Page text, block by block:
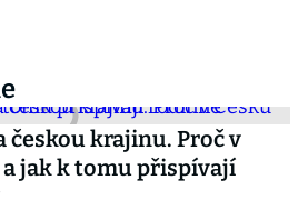
českou krajinu. Proč v
a jak k tomu přispívají